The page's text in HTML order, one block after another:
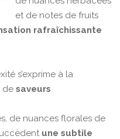
et de notes de fruits
rafraîchissante
s’exprime à la
de saveurs
de nuances florales de
une subtile